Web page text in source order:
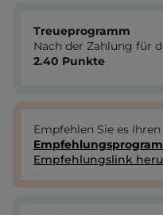
Treueprogramm
Nach der Zahlung für
2.40 Punkte
Empfehlen Sie es
Empfehlungslink